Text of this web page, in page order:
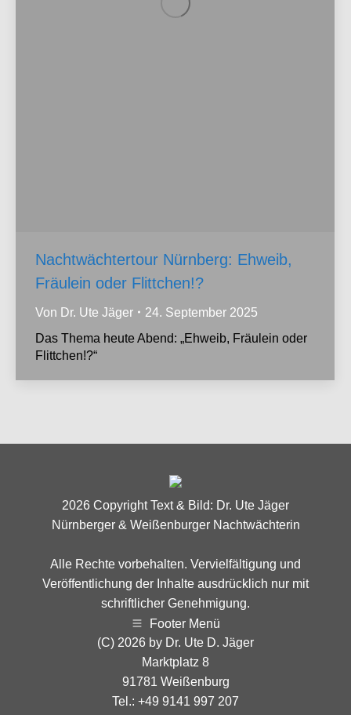
Nachtwächtertour Nürnberg: Ehweib,
Fräulein oder Flittchen!?
Von Dr. Ute Jäger
24. September 2025
Das Thema heute Abend: „Ehweib, Fräulein oder
Flittchen!?“
2026 Copyright Text & Bild: Dr. Ute Jäger
Nürnberger & Weißenburger Nachtwächterin
Alle Rechte vorbehalten. Vervielfältigung und
Veröffentlichung der Inhalte ausdrücklich nur mit
schriftlicher Genehmigung.
Footer Menü
(C) 2026 by Dr. Ute D. Jäger
Marktplatz 8
91781 Weißenburg
Tel.: +49 9141 997 207